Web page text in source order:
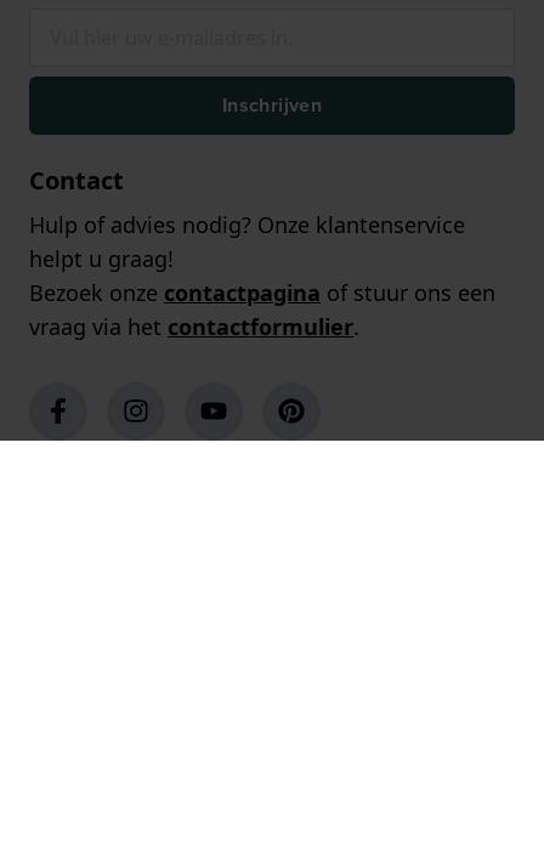
Inschrijven
Contact
Hulp of advies nodig? Onze klantenservice
helpt u graag!
Bezoek onze contactpagina of stuur ons een
vraag via het contactformulier.